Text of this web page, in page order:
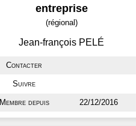
entreprise
(régional)
Jean-françois PELÉ
Contacter
Suivre
Membre depuis 22/12/2016